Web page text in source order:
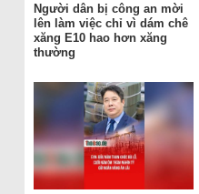
Người dân bị công an mời
lên làm việc chỉ vì dám chê
xăng E10 hao hơn xăng
thường